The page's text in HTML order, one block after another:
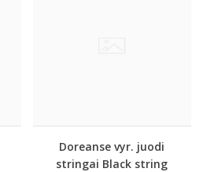
Doreanse vyr. juodi
stringai Black string